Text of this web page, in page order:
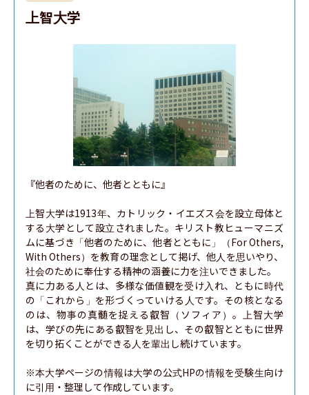
上智大学
『他者のために、他者とともに』
上智大学は1913年、カトリック・イエズス会を設立母体と
する大学として設立されました。キリスト教ヒューマニズ
ムに基づき「他者のために、他者とともに」（For Others,
With Others）を教育の理念として掲げ、他人を思いやり、
社会のために奉仕する精神の涵養に力を注いできました。
真に力ある人とは、多様な価値観を受け入れ、ともに時代
の「これから」を形づくっていける人です。その核となる
のは、物事の真髄を捉える叡智（ソフィア）。上智大学
は、学びの先にある叡智を見出し、その叡智とともに世界
を切り拓くことができる人を輩出し続けています。
※本大学ページの情報は大学の公式HPの情報を受験生向け
に引用・整理して作成しています。